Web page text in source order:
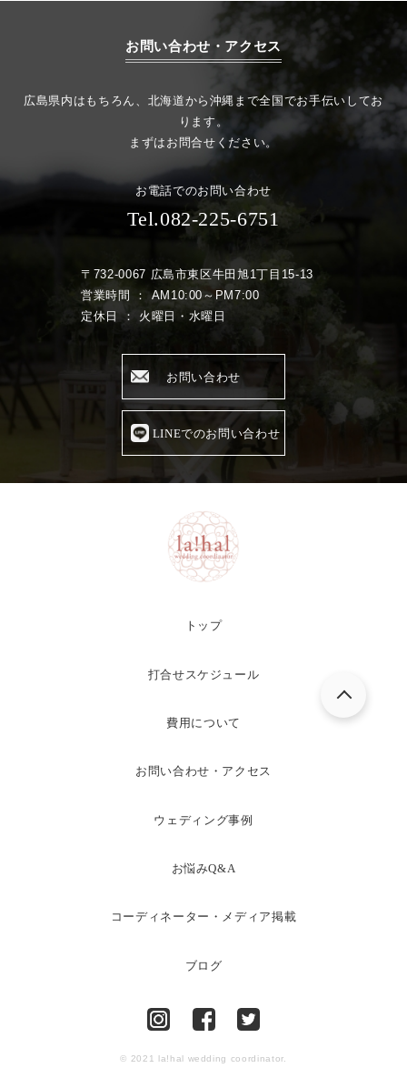
お問い合わせ・アクセス
広島県内はもちろん、北海道から沖縄まで全国でお手伝いしてお
ります。
まずはお問合せください。
お電話でのお問い合わせ
Tel.082-225-6751
〒732-0067 広島市東区牛田旭1丁目15-13
営業時間 ： AM10:00～PM7:00
定休日 ： 火曜日・水曜日
お問い合わせ
LINEでのお問い合わせ
トップ
打合せスケジュール
費用について
お問い合わせ・アクセス
ウェディング事例
お悩みQ&A
コーディネーター・メディア掲載
ブログ
© 2021 la!hal wedding coordinator.